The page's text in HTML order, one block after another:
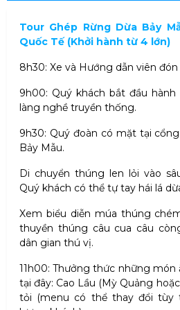
Tour Ghép Rừng Dừa Bảy
Quốc Tế (Khởi hành từ 4 lớn)
8h30: Xe và Hướng dẫn viên
9h00: Quý khách bắt đầu
làng nghề truyền thống.
9h30: Quý đoàn có mặt tại
Bảy Mẫu.
Di chuyển thúng len lỏi vào
Quý khách có thể tự tay hái lá
Xem biểu diễn múa thúng
thuyền thúng câu cua câu
dân gian thú vị.
11h00: Thưởng thức những món
tại đây: Cao Lầu (Mỳ Quảng
tỏi (menu có thể thay đổi tùy